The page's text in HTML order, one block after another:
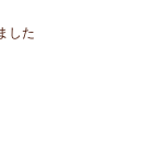
した